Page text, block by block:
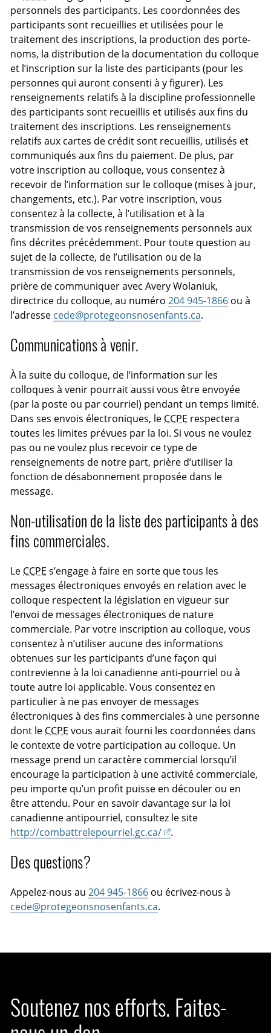
personnels des participants. Les coordonnées des
participants sont recueillies et utilisées pour le
traitement des inscriptions, la production des porte-
noms, la distribution de la documentation du colloque
et l’inscription sur la liste des participants (pour les
personnes qui auront consenti à y figurer). Les
renseignements relatifs à la discipline professionnelle
des participants sont recueillis et utilisés aux fins du
traitement des inscriptions. Les renseignements
relatifs aux cartes de crédit sont recueillis, utilisés et
communiqués aux fins du paiement. De plus, par
votre inscription au colloque, vous consentez à
recevoir de l’information sur le colloque (mises à jour,
changements, etc.). Par votre inscription, vous
consentez à la collecte, à l’utilisation et à la
transmission de vos renseignements personnels aux
fins décrites précédemment. Pour toute question au
sujet de la collecte, de l’utilisation ou de la
transmission de vos renseignements personnels,
prière de communiquer avec Avery Wolaniuk,
directrice du colloque, au numéro204 945-1866 ou à
l’adresse cede@protegeonsnosenfants.ca.
Communications à venir.
À la suite du colloque, de l’information sur les
colloques à venir pourrait aussi vous être envoyée
(par la poste ou par courriel) pendant un temps limité.
Dans ses envois électroniques, le CCPE respectera
toutes les limites prévues par la loi. Si vous ne voulez
pas ou ne voulez plus recevoir ce type de
renseignements de notre part, prière d’utiliser la
fonction de désabonnement proposée dans le
message.
Non-utilisation de la liste des participants à des
fins commerciales.
Le CCPE s’engage à faire en sorte que tous les
messages électroniques envoyés en relation avec le
colloque respectent la législation en vigueur sur
l’envoi de messages électroniques de nature
commerciale. Par votre inscription au colloque, vous
consentez à n’utiliser aucune des informations
obtenues sur les participants d’une façon qui
contrevienne à la loi canadienne anti-pourriel ou à
toute autre loi applicable. Vous consentez en
particulier à ne pas envoyer de messages
électroniques à des fins commerciales à une personne
dont le CCPE vous aurait fourni les coordonnées dans
le contexte de votre participation au colloque. Un
message prend un caractère commercial lorsqu’il
encourage la participation à une activité commerciale,
peu importe qu’un profit puisse en découler ou en
être attendu. Pour en savoir davantage sur la loi
canadienne antipourriel, consultez le site
http://combattrelepourriel.gc.ca/
.
Des questions?
Appelez-nous au204 945-1866 ou écrivez-nous à
cede@protegeonsnosenfants.ca.
Soutenez nos efforts. Faites-